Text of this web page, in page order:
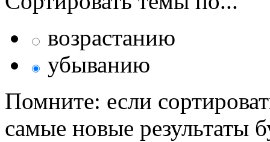
возрастанию
убыванию
Помните: если
самые новые результаты